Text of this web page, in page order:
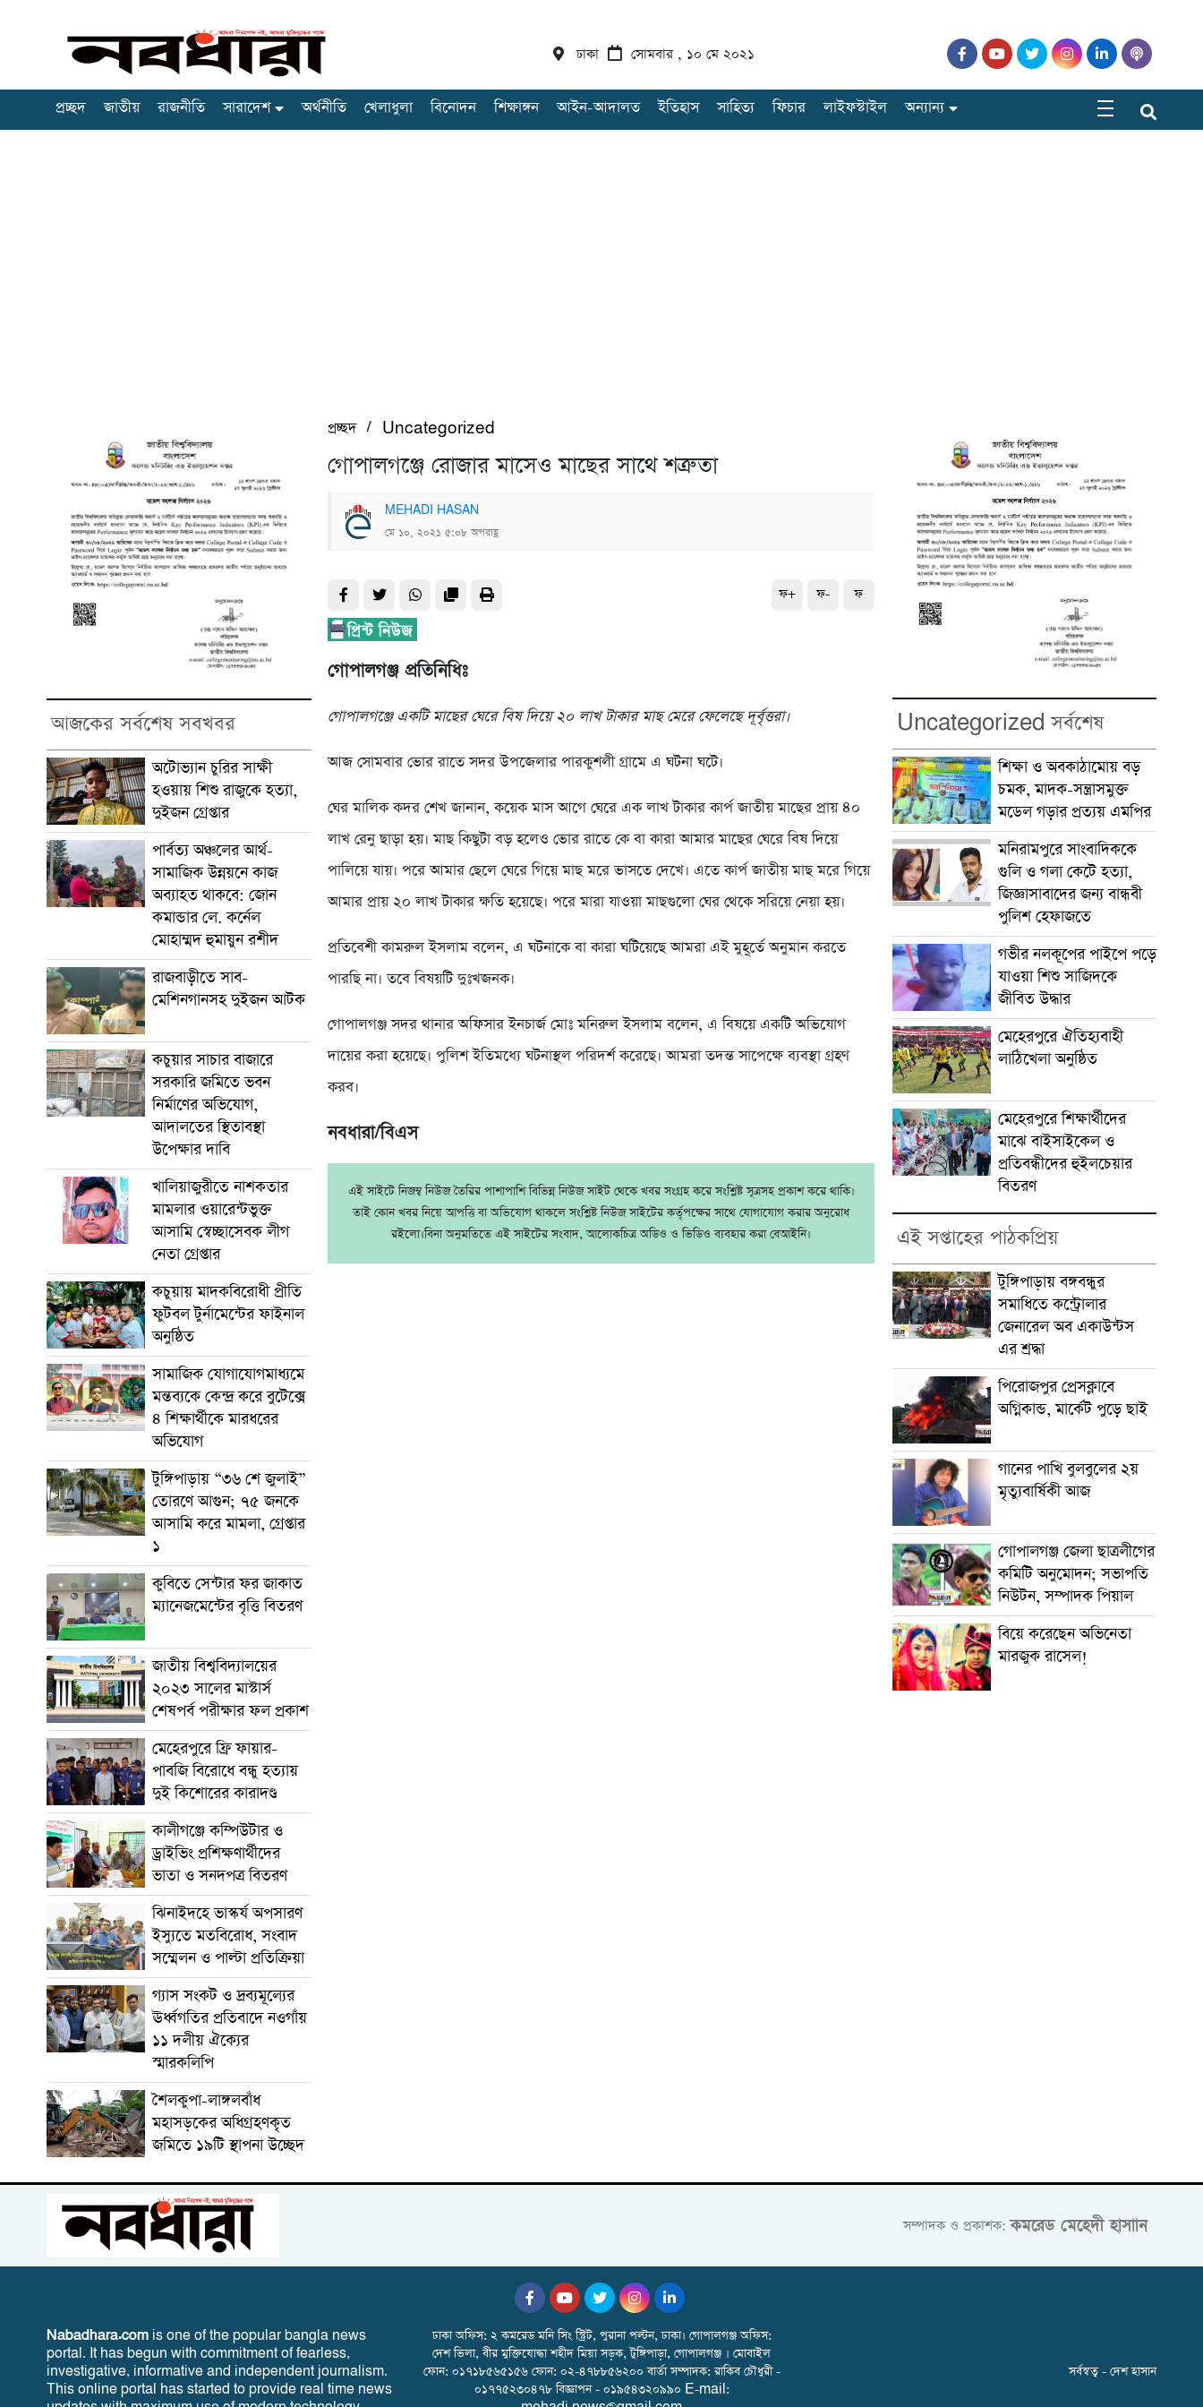
ঢাকা সোমবার , ১০ মে ২০২১
প্রচ্ছদ জাতীয় রাজনীতি সারাদেশ অর্থনীতি খেলাধুলা বিনোদন শিক্ষাঙ্গন আইন-আদালত ইতিহাস সাহিত্য ফিচার লাইফস্টাইল অন্যান্য
আজকের সর্বশেষ সবখবর
অটোভ্যান চুরির সাক্ষী
হওয়ায় শিশু রাজুকে হত্যা,
দুইজন গ্রেপ্তার
পার্বত্য অঞ্চলের আর্থ-
সামাজিক উন্নয়নে কাজ
অব্যাহত থাকবে: জোন
কমান্ডার লে. কর্নেল
মোহাম্মদ হুমায়ুন রশীদ
রাজবাড়ীতে সাব-
মেশিনগানসহ দুইজন আটক
কচুয়ার সাচার বাজারে
সরকারি জমিতে ভবন
নির্মাণের অভিযোগ,
আদালতের স্থিতাবস্থা
উপেক্ষার দাবি
খালিয়াজুরীতে নাশকতার
মামলার ওয়ারেন্টভুক্ত
আসামি স্বেচ্ছাসেবক লীগ
নেতা গ্রেপ্তার
কচুয়ায় মাদকবিরোধী প্রীতি
ফুটবল টুর্নামেন্টের ফাইনাল
অনুষ্ঠিত
সামাজিক যোগাযোগমাধ্যমে
মন্তব্যকে কেন্দ্র করে বুটেক্সে
৪ শিক্ষার্থীকে মারধরের
অভিযোগ
টুঙ্গিপাড়ায় “৩৬ শে জুলাই”
তোরণে আগুন; ৭৫ জনকে
আসামি করে মামলা, গ্রেপ্তার
১
কুবিতে সেন্টার ফর জাকাত
ম্যানেজমেন্টের বৃত্তি বিতরণ
জাতীয় বিশ্ববিদ্যালয়ের
২০২৩ সালের মাস্টার্স
শেষপর্ব পরীক্ষার ফল প্রকাশ
মেহেরপুরে ফ্রি ফায়ার-
পাবজি বিরোধে বন্ধু হত্যায়
দুই কিশোরের কারাদণ্ড
কালীগঞ্জে কম্পিউটার ও
ড্রাইভিং প্রশিক্ষণার্থীদের
ভাতা ও সনদপত্র বিতরণ
ঝিনাইদহে ভাস্কর্য অপসারণ
ইস্যুতে মতবিরোধ, সংবাদ
সম্মেলন ও পাল্টা প্রতিক্রিয়া
গ্যাস সংকট ও দ্রব্যমূল্যের
ঊর্ধ্বগতির প্রতিবাদে নওগাঁয়
১১ দলীয় ঐক্যের
স্মারকলিপি
শৈলকুপা-লাঙ্গলবাঁধ
মহাসড়কের অধিগ্রহণকৃত
জমিতে ১৯টি স্থাপনা উচ্ছেদ
প্রচ্ছদ/ Uncategorized
গোপালগঞ্জে রোজার মাসেও মাছের সাথে শত্রুতা
MEHADI HASAN
মে ১০, ২০২১ ৫:০৮ অপরাহ্ণ
ফ+ ফ- ফ
গোপালগঞ্জ প্রতিনিধিঃ
গোপালগঞ্জে একটি মাছের ঘেরে বিষ দিয়ে ২০ লাখ টাকার মাছ মেরে ফেলেছে দূর্বৃত্তরা।
আজ সোমবার ভোর রাতে সদর উপজেলার পারকুশলী গ্রামে এ ঘটনা ঘটে।
ঘের মালিক কদর শেখ জানান, কয়েক মাস আগে ঘেরে এক লাখ টাকার কার্প জাতীয় মাছের প্রায় ৪০
লাখ রেনু ছাড়া হয়। মাছ কিছুটা বড় হলেও ভোর রাতে কে বা কারা আমার মাছের ঘেরে বিষ দিয়ে
পালিয়ে যায়। পরে আমার ছেলে ঘেরে গিয়ে মাছ মরে ভাসতে দেখে। এতে কার্প জাতীয় মাছ মরে গিয়ে
আমার প্রায় ২০ লাখ টাকার ক্ষতি হয়েছে। পরে মারা যাওয়া মাছগুলো ঘের থেকে সরিয়ে নেয়া হয়।
প্রতিবেশী কামরুল ইসলাম বলেন, এ ঘটনাকে বা কারা ঘটিয়েছে আমরা এই মুহূর্তে অনুমান করতে
পারছি না। তবে বিষয়টি দুঃখজনক।
গোপালগঞ্জ সদর থানার অফিসার ইনচার্জ মোঃ মনিরুল ইসলাম বলেন, এ বিষয়ে একটি অভিযোগ
দায়ের করা হয়েছে। পুলিশ ইতিমধ্যে ঘটনাস্থল পরিদর্শ করেছে। আমরা তদন্ত সাপেক্ষে ব্যবস্থা গ্রহণ
করব।
নবধারা/বিএস
এই সাইটে নিজম্ব নিউজ তৈরির পাশাপাশি বিভিন্ন নিউজ সাইট থেকে খবর সংগ্রহ করে সংশ্লিষ্ট সূত্রসহ প্রকাশ করে থাকি।
তাই কোন খবর নিয়ে আপত্তি বা অভিযোগ থাকলে সংশ্লিষ্ট নিউজ সাইটের কর্তৃপক্ষের সাথে যোগাযোগ করার অনুরোধ
রইলো।বিনা অনুমতিতে এই সাইটের সংবাদ, আলোকচিত্র অডিও ও ভিডিও ব্যবহার করা বেআইনি।
Uncategorized সর্বশেষ
শিক্ষা ও অবকাঠামোয় বড়
চমক, মাদক-সন্ত্রাসমুক্ত
মডেল গড়ার প্রত্যয় এমপির
মনিরামপুরে সাংবাদিককে
গুলি ও গলা কেটে হত্যা,
জিজ্ঞাসাবাদের জন্য বান্ধবী
পুলিশ হেফাজতে
গভীর নলকূপের পাইপে পড়ে
যাওয়া শিশু সাজিদকে
জীবিত উদ্ধার
মেহেরপুরে ঐতিহ্যবাহী
লাঠিখেলা অনুষ্ঠিত
মেহেরপুরে শিক্ষার্থীদের
মাঝে বাইসাইকেল ও
প্রতিবন্ধীদের হুইলচেয়ার
বিতরণ
এই সপ্তাহের পাঠকপ্রিয়
টুঙ্গিপাড়ায় বঙ্গবন্ধুর
সমাধিতে কন্ট্রোলার
জেনারেল অব একাউন্টস
এর শ্রদ্ধা
পিরোজপুর প্রেসক্লাবে
অগ্নিকান্ড, মার্কেট পুড়ে ছাই
গানের পাখি বুলবুলের ২য়
মৃত্যুবার্ষিকী আজ
গোপালগঞ্জ জেলা ছাত্রলীগের
কমিটি অনুমোদন; সভাপতি
নিউটন, সম্পাদক পিয়াল
বিয়ে করেছেন অভিনেতা
মারজুক রাসেল!
সম্পাদক ও প্রকাশক:কমরেড মেহেদী হাসাান
Nabadhara.com is one of the popular bangla news
portal. It has begun with commitment of fearless,
investigative, informative and independent journalism.
This online portal has started to provide real time news
ঢাকা অফিস: ২ কমরেড মনি সিং স্ট্রিট, পুরানা পল্টন, ঢাকা। গোপালগঞ্জ অফিস:
দেশ ভিলা, বীর মুক্তিযোদ্ধা শহীদ মিয়া সড়ক, টুঙ্গিপাড়া, গোপালগঞ্জ । মোবাইল
ফোন: ০১৭১৮৫৬৫১৫৬ ফোন: ০২-৪৭৮৮৫৬২০০ বার্তা সম্পাদক: রাকিব চৌধুরী -
০১৭৭৫২৩০৪৭৮ বিজ্ঞাপন - ০১৯৫৪৩২০৯৯০ E-mail:
সর্বস্বত্ব - দেশ হাসান